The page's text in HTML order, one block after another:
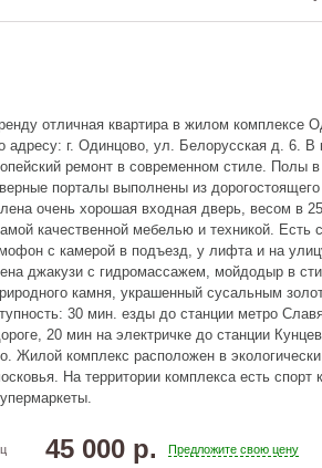
отличная квартира в жилом комплексе
адресу: г. Одинцово, ул. Белорусская д. 6. В
ремонт в современном стиле. Полы
порталы выполнены из дорогостоящего
очень хорошая входная дверь, весом в
качественной мебелью и техникой. Есть
с камерой в подъезд, у лифта и на
джакузи с гидромассажем, мойдодыр в
камня, украшенный сусальным
30 мин. езды до станции метро
20 мин на электричке до станции
Жилой комплекс расположен в
На территории комплекса есть спорт
45 000 р. Предложите свою цену